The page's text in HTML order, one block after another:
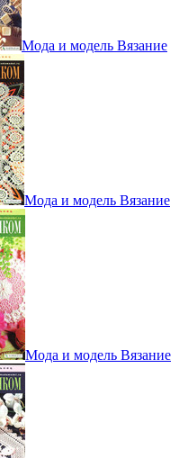
Мода и модель Вязание
Мода и модель Вязание
Мода и модель Вязание